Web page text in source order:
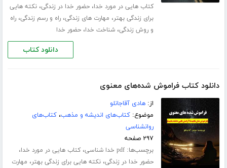
کتاب هایی در مورد خدا،حضور خدا در زندگی،نکته هایی
برای زندگی بهتر، مهارت های زندگی،راه و رسم زندگی،راه
و روش زندگی،شناخت خدا،حضور خدا
دانلود کتاب
دانلود کتاب فراموش شده‌های معنوی
از:هادی آقاجانلو
موضوع:کتاب‌های اندیشه و مذهب،کتاب‌های
روانشناسی
۲۹۷ صفحه
برچسب‌ها:pdf خدا شناسی ،کتاب هایی در مورد خدا،
حضور خدا در زندگی،نکته هایی برای زندگی بهتر، مهارت